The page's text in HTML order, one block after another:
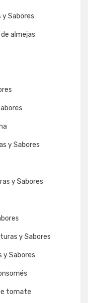
y Sabores
almejas
y Sabores
y Sabores
y Sabores
y Sabores
tomate